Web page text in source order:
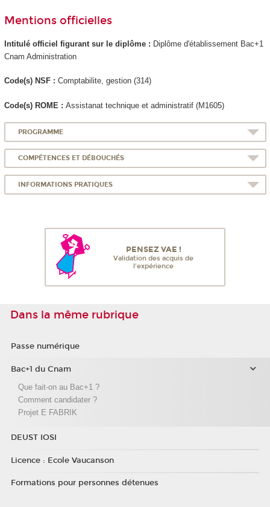
Mentions officielles
Intitulé officiel figurant sur le diplôme : Diplôme d'établissement Bac+1
Cnam Administration
Code(s) NSF : Comptabilite, gestion (314)
Code(s) ROME : Assistanat technique et administratif (M1605)
PROGRAMME
COMPÉTENCES ET DÉBOUCHÉS
INFORMATIONS PRATIQUES
PENSEZ VAE !
Validation des acquis de
l'expérience
Dans la même rubrique
Passe numérique
Bac+1 du Cnam
Que fait-on au Bac+1 ?
Comment candidater ?
Projet E FABRIK
DEUST IOSI
Licence : Ecole Vaucanson
Formations pour personnes détenues